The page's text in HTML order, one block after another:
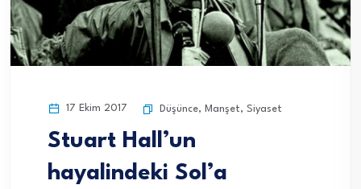
17 Ekim 2017 Düşünce, Manşet, Siyaset
Stuart Hall’un
hayalindeki Sol’a